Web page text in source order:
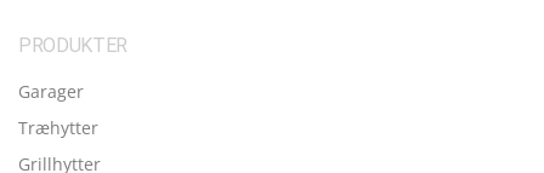
PRODUKTER
Garager
Træhytter
Grillhytter